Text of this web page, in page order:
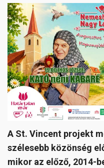
A St. Vincent projekt
szélesebb közönség
mikor az előző, 2014-